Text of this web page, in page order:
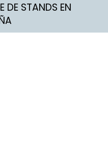
DE STANDS EN